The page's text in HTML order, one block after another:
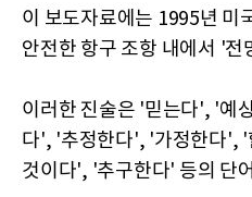
이 보도자료에는 1995년 미
안전한 항구 조항 내에서 '
이러한 진술은 '믿는다', '예
다', '추정한다', '가정한다',
것이다', '추구한다' 등의 단